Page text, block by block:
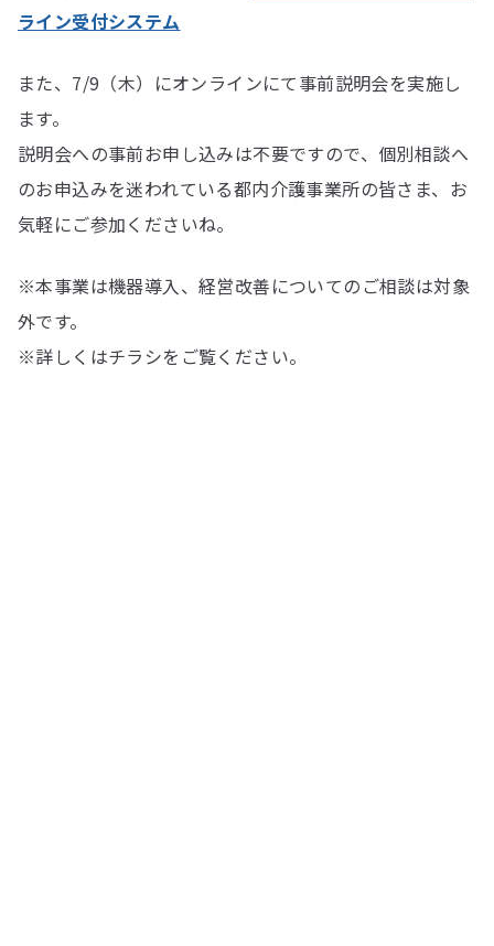
ライン受付システム
また、7/9（木）にオンラインにて事前説明会を実施し
ます。
説明会への事前お申し込みは不要ですので、個別相談へ
のお申込みを迷われている都内介護事業所の皆さま、お
気軽にご参加くださいね。
※本事業は機器導入、経営改善についてのご相談は対象
外です。
※詳しくはチラシをご覧ください。